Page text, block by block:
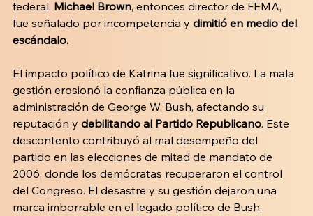
federal. Michael Brown, entonces director de FEMA,
fue señalado por incompetencia y dimitió en medio del
escándalo.
El impacto político de Katrina fue significativo. La mala
gestión erosionó la confianza pública en la
administración de George W. Bush, afectando su
reputación y debilitando al Partido Republicano. Este
descontento contribuyó al mal desempeño del
partido en las elecciones de mitad de mandato de
2006, donde los demócratas recuperaron el control
del Congreso. El desastre y su gestión dejaron una
marca imborrable en el legado político de Bush,